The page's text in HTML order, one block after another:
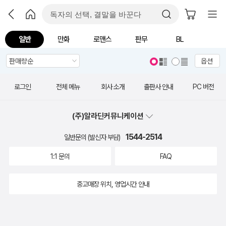
일반 만화 로맨스 판무 BL
옵션
로그인 전체 메뉴 회사 소개 출판사 안내 PC 버전
(주)알라딘커뮤니케이션
일반문의 (발신자 부담) 1544-2514
1:1 문의 FAQ
중고매장 위치, 영업시간 안내